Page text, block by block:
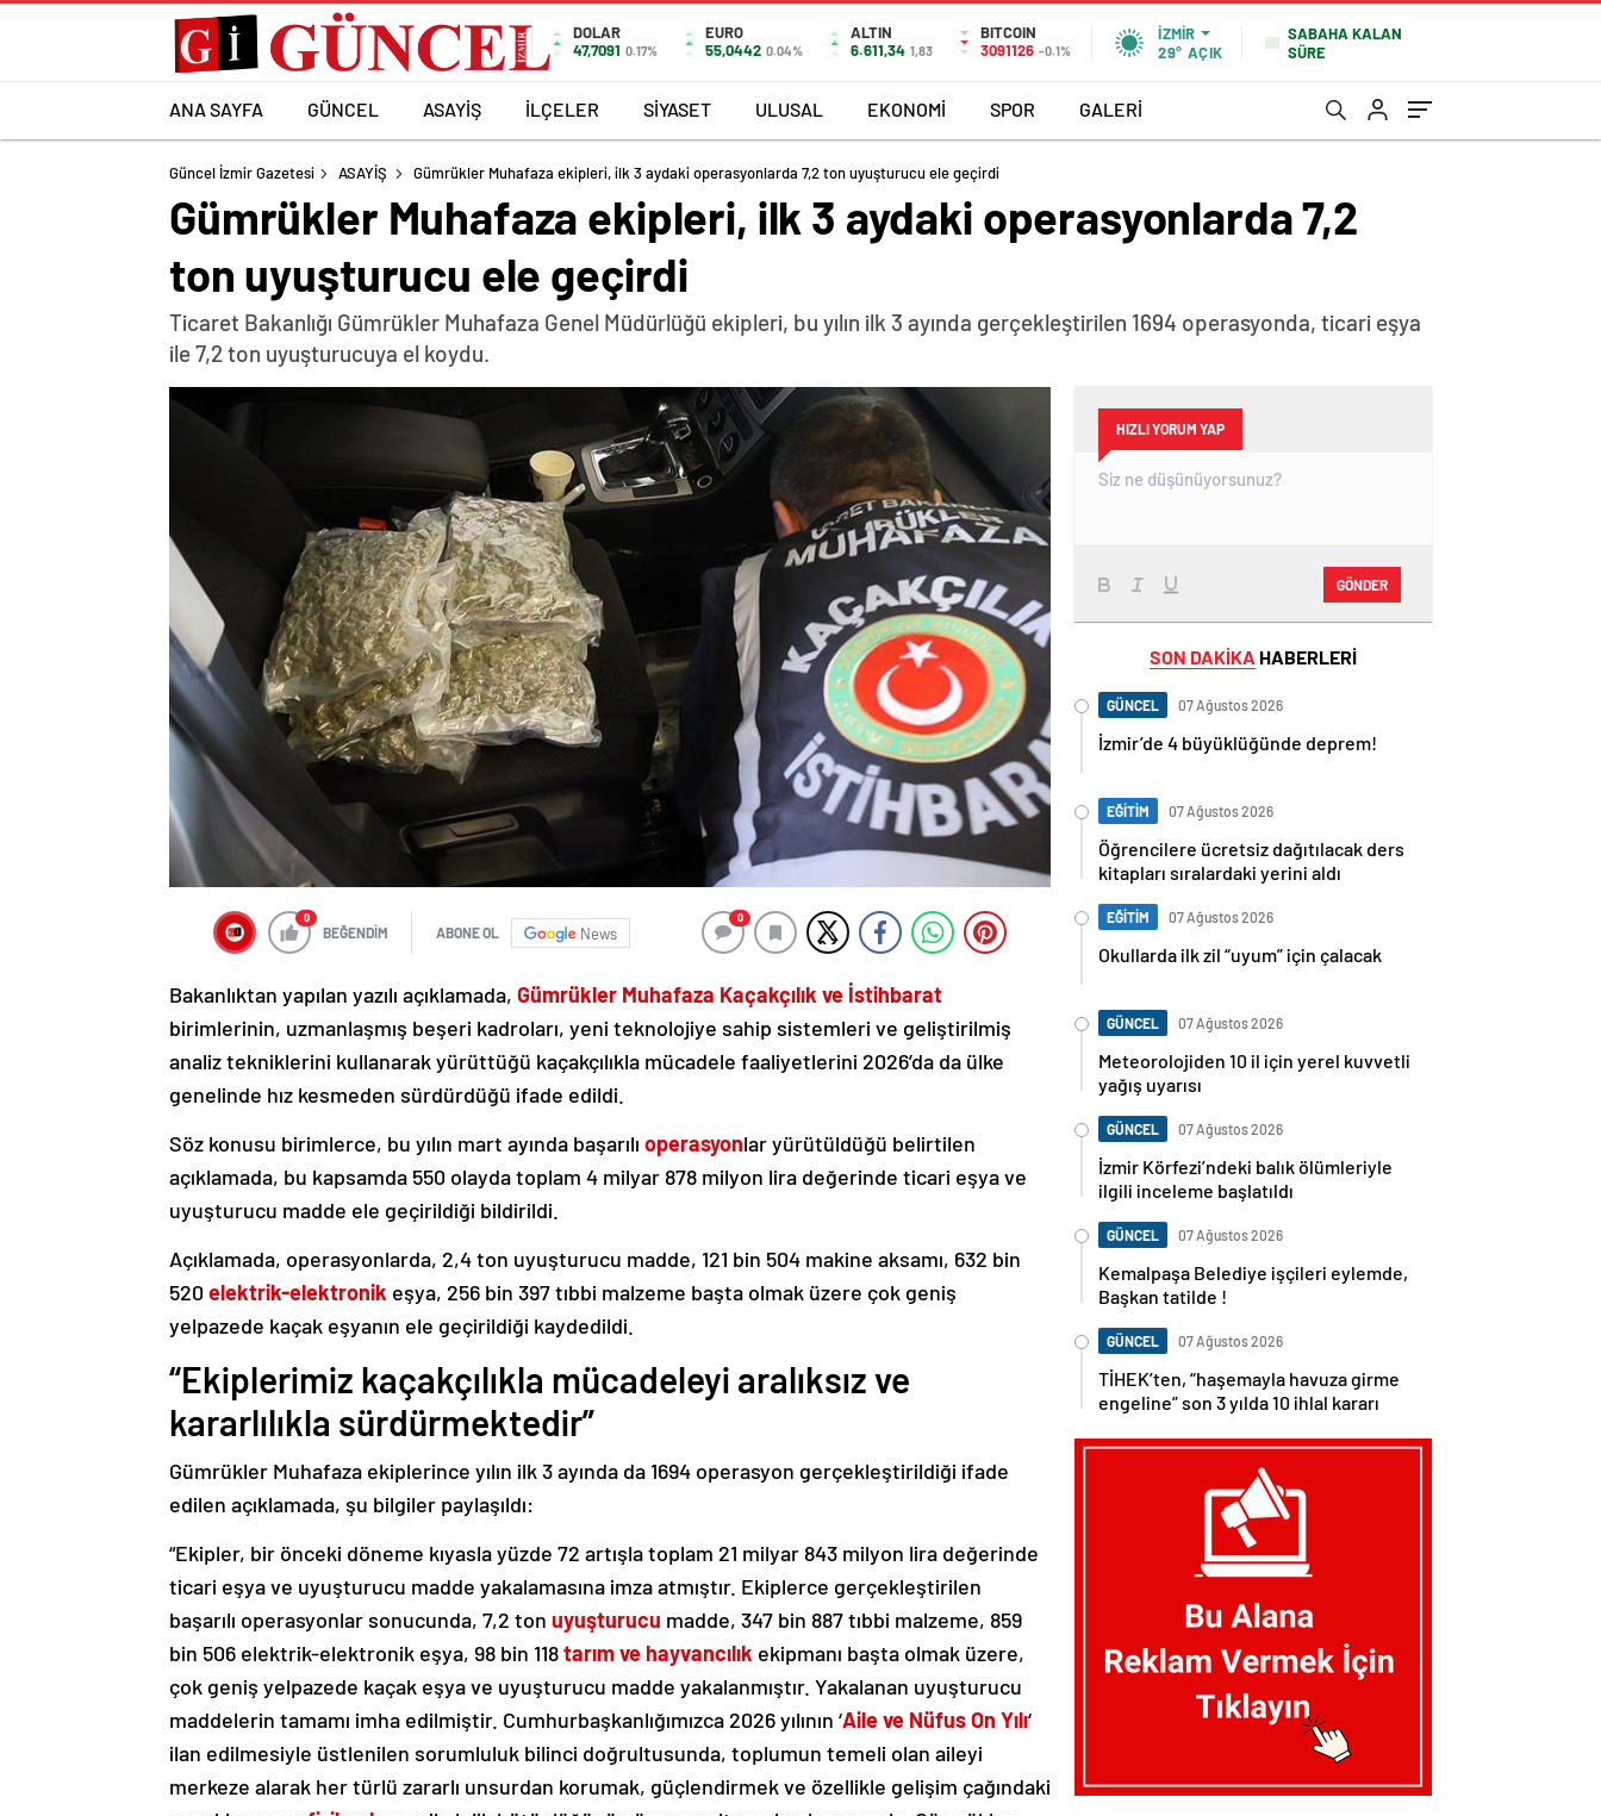
DOLAR
47,7091 0.17%
EURO
55,0442 0.04%
ALTIN
6.611,34 1,83
BITCOIN
3091126 -0.1%
İZMIR
29° AÇIK
SABAHA KALAN
SÜRE
ANA SAYFA GÜNCEL ASAYİŞ İLÇELER SİYASET ULUSAL EKONOMİ SPOR GALERİ
Güncel İzmir Gazetesi ASAYİŞ Gümrükler Muhafaza ekipleri, ilk 3 aydaki operasyonlarda 7,2 ton uyuşturucu ele geçirdi
Gümrükler Muhafaza ekipleri, ilk 3 aydaki operasyonlarda 7,2
ton uyuşturucu ele geçirdi
Ticaret Bakanlığı Gümrükler Muhafaza Genel Müdürlüğü ekipleri, bu yılın ilk 3 ayında gerçekleştirilen 1694 operasyonda, ticari eşya
ile 7,2 ton uyuşturucuya el koydu.
0
BEĞENDİM ABONE OL News
0
Bakanlıktan yapılan yazılı açıklamada, Gümrükler Muhafaza Kaçakçılık ve İstihbarat
birimlerinin, uzmanlaşmış beşeri kadroları, yeni teknolojiye sahip sistemleri ve geliştirilmiş
analiz tekniklerini kullanarak yürüttüğü kaçakçılıkla mücadele faaliyetlerini 2026’da da ülke
genelinde hız kesmeden sürdürdüğü ifade edildi.
Söz konusu birimlerce, bu yılın mart ayında başarılı operasyonlar yürütüldüğü belirtilen
açıklamada, bu kapsamda 550 olayda toplam 4 milyar 878 milyon lira değerinde ticari eşya ve
uyuşturucu madde ele geçirildiği bildirildi.
Açıklamada, operasyonlarda, 2,4 ton uyuşturucu madde, 121 bin 504 makine aksamı, 632 bin
520 elektrik-elektronik eşya, 256 bin 397 tıbbi malzeme başta olmak üzere çok geniş
yelpazede kaçak eşyanın ele geçirildiği kaydedildi.
“Ekiplerimiz kaçakçılıkla mücadeleyi aralıksız ve
kararlılıkla sürdürmektedir”
Gümrükler Muhafaza ekiplerince yılın ilk 3 ayında da 1694 operasyon gerçekleştirildiği ifade
edilen açıklamada, şu bilgiler paylaşıldı:
“Ekipler, bir önceki döneme kıyasla yüzde 72 artışla toplam 21 milyar 843 milyon lira değerinde
ticari eşya ve uyuşturucu madde yakalamasına imza atmıştır. Ekiplerce gerçekleştirilen
başarılı operasyonlar sonucunda, 7,2 ton uyuşturucu madde, 347 bin 887 tıbbi malzeme, 859
bin 506 elektrik-elektronik eşya, 98 bin 118tarım ve hayvancılık ekipmanı başta olmak üzere,
çok geniş yelpazede kaçak eşya ve uyuşturucu madde yakalanmıştır. Yakalanan uyuşturucu
maddelerin tamamı imha edilmiştir. Cumhurbaşkanlığımızca 2026 yılının ‘Aile ve Nüfus On Yılı‘
ilan edilmesiyle üstlenilen sorumluluk bilinci doğrultusunda, toplumun temeli olan aileyi
merkeze alarak her türlü zararlı unsurdan korumak, güçlendirmek ve özellikle gelişim çağındaki
HIZLI YORUM YAP
GÖNDER
SON DAKİKA HABERLERİ
GÜNCEL 07 Ağustos 2026
İzmir’de 4 büyüklüğünde deprem!
EĞİTİM 07 Ağustos 2026
Öğrencilere ücretsiz dağıtılacak ders
kitapları sıralardaki yerini aldı
EĞİTİM 07 Ağustos 2026
Okullarda ilk zil “uyum” için çalacak
GÜNCEL 07 Ağustos 2026
Meteorolojiden 10 il için yerel kuvvetli
yağış uyarısı
GÜNCEL 07 Ağustos 2026
İzmir Körfezi’ndeki balık ölümleriyle
ilgili inceleme başlatıldı
GÜNCEL 07 Ağustos 2026
Kemalpaşa Belediye işçileri eylemde,
Başkan tatilde !
GÜNCEL 07 Ağustos 2026
TİHEK’ten, “haşemayla havuza girme
engeline” son 3 yılda 10 ihlal kararı